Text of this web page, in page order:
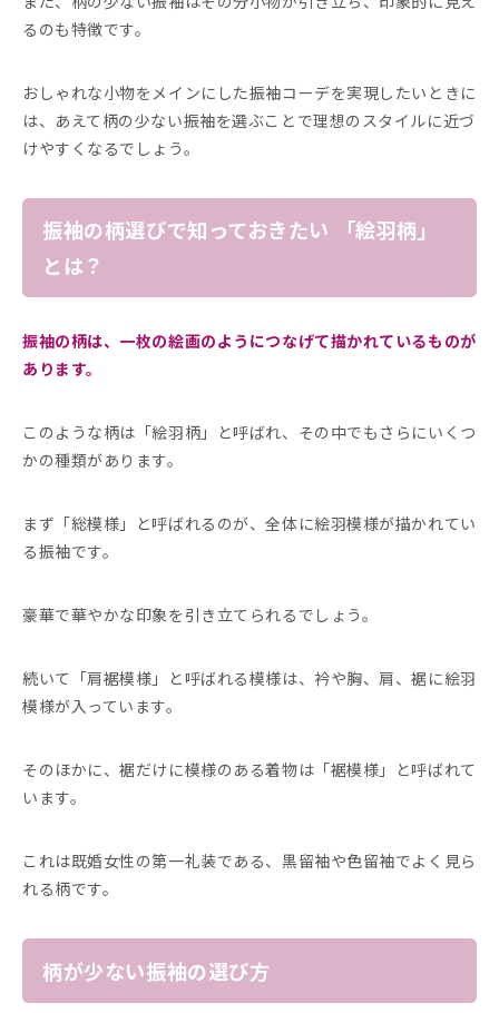
るのも特徴です。
おしゃれな小物をメインにした振袖コーデを実現したいときに
は、あえて柄の少ない振袖を選ぶことで理想のスタイルに近づ
けやすくなるでしょう。
振袖の柄選びで知っておきたい 「絵羽柄」
とは？
振袖の柄は、一枚の絵画のようにつなげて描かれているものが
あります。
このような柄は「絵羽柄」と呼ばれ、その中でもさらにいくつ
かの種類があります。
まず「総模様」と呼ばれるのが、全体に絵羽模様が描かれてい
る振袖です。
豪華で華やかな印象を引き立てられるでしょう。
続いて「肩裾模様」と呼ばれる模様は、衿や胸、肩、裾に絵羽
模様が入っています。
そのほかに、裾だけに模様のある着物は「裾模様」と呼ばれて
います。
これは既婚女性の第一礼装である、黒留袖や色留袖でよく見ら
れる柄です。
柄が少ない振袖の選び方